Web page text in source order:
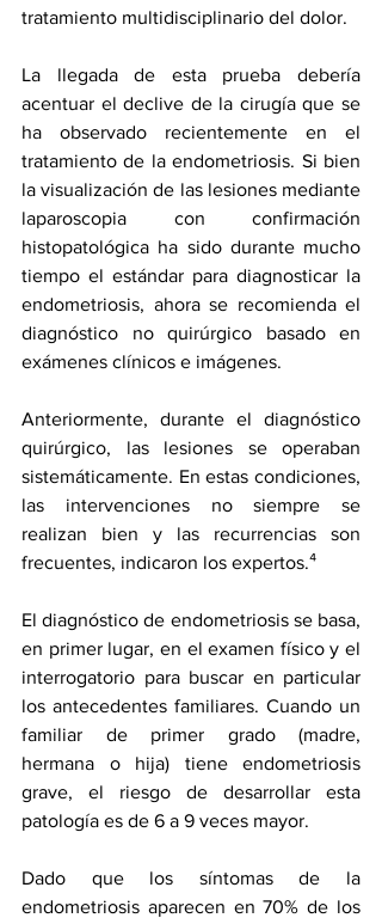
tratamiento multidisciplinario del dolor.
La llegada de esta prueba debería
acentuar el declive de la cirugía que se
ha observado recientemente en el
tratamiento de la endometriosis. Si bien
la visualización de las lesiones mediante
laparoscopia con confirmación
histopatológica ha sido durante mucho
tiempo el estándar para diagnosticar la
endometriosis, ahora se recomienda el
diagnóstico no quirúrgico basado en
exámenes clínicos e imágenes.
Anteriormente, durante el diagnóstico
quirúrgico, las lesiones se operaban
sistemáticamente. En estas condiciones,
las intervenciones no siempre se
realizan bien y las recurrencias son
frecuentes, indicaron los expertos.⁴
El diagnóstico de endometriosis se basa,
en primer lugar, en el examen físico y el
interrogatorio para buscar en particular
los antecedentes familiares. Cuando un
familiar de primer grado (madre,
hermana o hija) tiene endometriosis
grave, el riesgo de desarrollar esta
patología es de 6 a 9 veces mayor.
Dado que los síntomas de la
endometriosis aparecen en 70% de los